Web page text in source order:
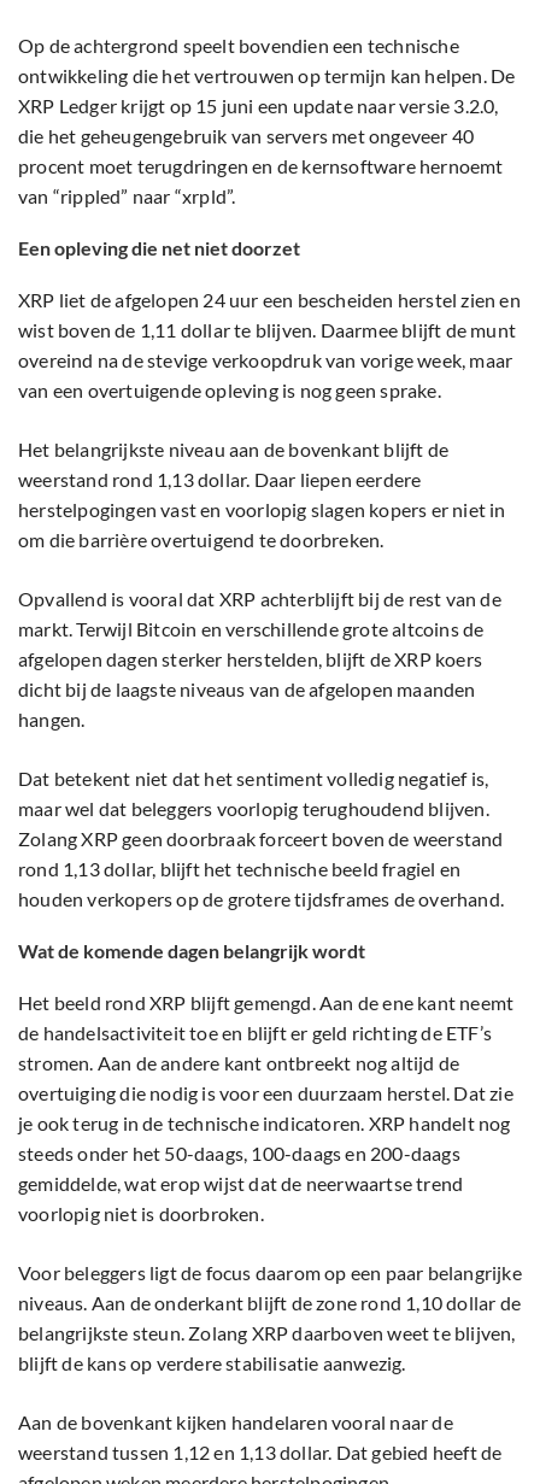
Op de achtergrond speelt bovendien een technische
ontwikkeling die het vertrouwen op termijn kan helpen. De
XRP Ledger krijgt op 15 juni een update naar versie 3.2.0,
die het geheugengebruik van servers met ongeveer 40
procent moet terugdringen en de kernsoftware hernoemt
van “rippled” naar “xrpld”.
Een opleving die net niet doorzet
XRP liet de afgelopen 24 uur een bescheiden herstel zien en
wist boven de 1,11 dollar te blijven. Daarmee blijft de munt
overeind na de stevige verkoopdruk van vorige week, maar
van een overtuigende opleving is nog geen sprake.
Het belangrijkste niveau aan de bovenkant blijft de
weerstand rond 1,13 dollar. Daar liepen eerdere
herstelpogingen vast en voorlopig slagen kopers er niet in
om die barrière overtuigend te doorbreken.
Opvallend is vooral dat XRP achterblijft bij de rest van de
markt. Terwijl Bitcoin en verschillende grote altcoins de
afgelopen dagen sterker herstelden, blijft de XRP koers
dicht bij de laagste niveaus van de afgelopen maanden
hangen.
Dat betekent niet dat het sentiment volledig negatief is,
maar wel dat beleggers voorlopig terughoudend blijven.
Zolang XRP geen doorbraak forceert boven de weerstand
rond 1,13 dollar, blijft het technische beeld fragiel en
houden verkopers op de grotere tijdsframes de overhand.
Wat de komende dagen belangrijk wordt
Het beeld rond XRP blijft gemengd. Aan de ene kant neemt
de handelsactiviteit toe en blijft er geld richting de ETF’s
stromen. Aan de andere kant ontbreekt nog altijd de
overtuiging die nodig is voor een duurzaam herstel. Dat zie
je ook terug in de technische indicatoren. XRP handelt nog
steeds onder het 50-daags, 100-daags en 200-daags
gemiddelde, wat erop wijst dat de neerwaartse trend
voorlopig niet is doorbroken.
Voor beleggers ligt de focus daarom op een paar belangrijke
niveaus. Aan de onderkant blijft de zone rond 1,10 dollar de
belangrijkste steun. Zolang XRP daarboven weet te blijven,
blijft de kans op verdere stabilisatie aanwezig.
Aan de bovenkant kijken handelaren vooral naar de
weerstand tussen 1,12 en 1,13 dollar. Dat gebied heeft de